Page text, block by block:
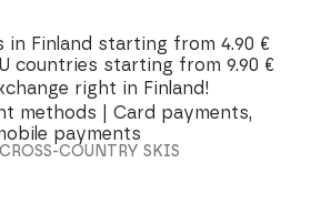
in Finland starting from 4.90 €
countries starting from 9.90 €
right in Finland!
methods | Card payments,
payments
COUNTRY SKIS